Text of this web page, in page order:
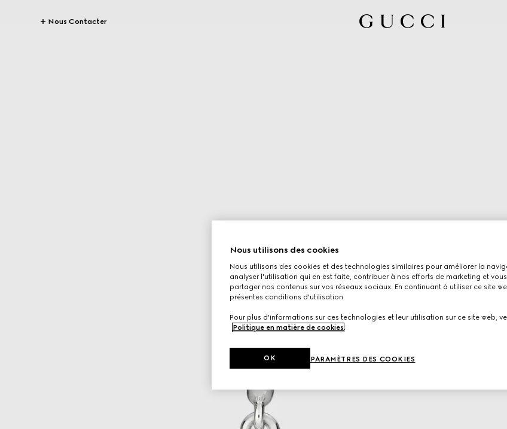
Nous Contacter
Nous utilisons des cookies
Nous utilisons des cookies et des technologies similaires pour améliorer la
analyser l'utilisation qui en est faite, contribuer à nos efforts de marketing et
partager nos contenus sur vos réseaux sociaux. En continuant à utiliser ce site
présentes conditions d'utilisation.
Pour plus d'informations sur ces technologies et leur utilisation sur ce site web,
Politique en matière de cookies.
PARAMÈTRES DES COOKIES
OK